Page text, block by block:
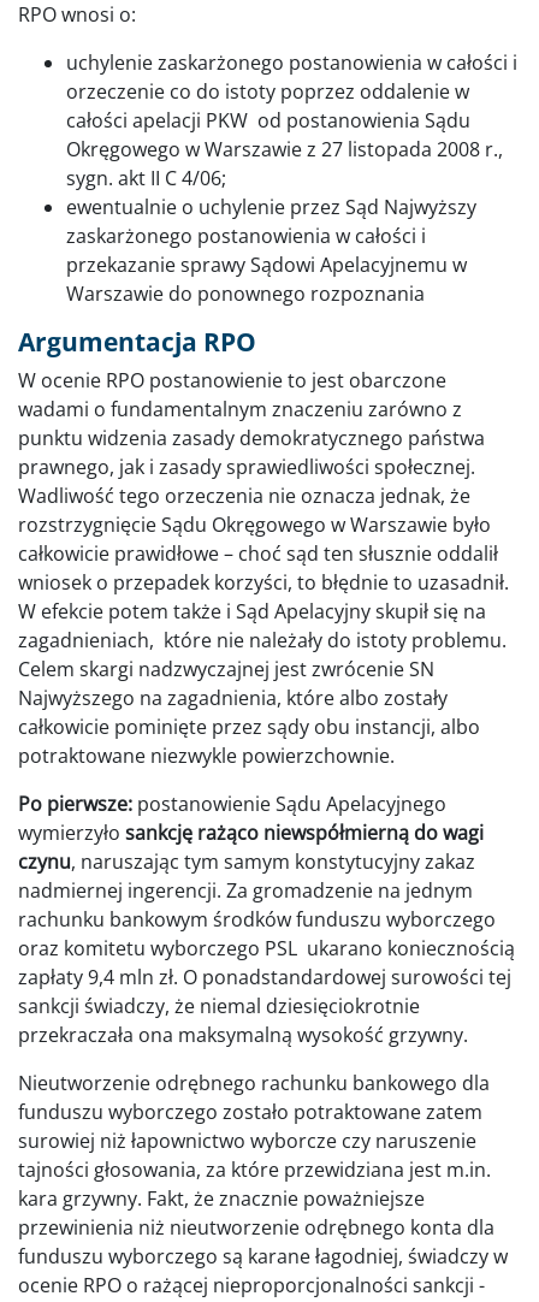
RPO wnosi o:
uchylenie zaskarżonego postanowienia w całości i
orzeczenie co do istoty poprzez oddalenie w
całości apelacji PKW od postanowienia Sądu
Okręgowego w Warszawie z 27 listopada 2008 r.,
sygn. akt II C 4/06;
ewentualnie o uchylenie przez Sąd Najwyższy
zaskarżonego postanowienia w całości i
przekazanie sprawy Sądowi Apelacyjnemu w
Warszawie do ponownego rozpoznania
Argumentacja RPO
W ocenie RPO postanowienie to jest obarczone
wadami o fundamentalnym znaczeniu zarówno z
punktu widzenia zasady demokratycznego państwa
prawnego, jak i zasady sprawiedliwości społecznej.
Wadliwość tego orzeczenia nie oznacza jednak, że
rozstrzygnięcie Sądu Okręgowego w Warszawie było
całkowicie prawidłowe – choć sąd ten słusznie oddalił
wniosek o przepadek korzyści, to błędnie to uzasadnił.
W efekcie potem także i Sąd Apelacyjny skupił się na
zagadnieniach, które nie należały do istoty problemu.
Celem skargi nadzwyczajnej jest zwrócenie SN
Najwyższego na zagadnienia, które albo zostały
całkowicie pominięte przez sądy obu instancji, albo
potraktowane niezwykle powierzchownie.
Po pierwsze: postanowienie Sądu Apelacyjnego
wymierzyło sankcję rażąco niewspółmierną do wagi
czynu, naruszając tym samym konstytucyjny zakaz
nadmiernej ingerencji. Za gromadzenie na jednym
rachunku bankowym środków funduszu wyborczego
oraz komitetu wyborczego PSL ukarano koniecznością
zapłaty 9,4 mln zł. O ponadstandardowej surowości tej
sankcji świadczy, że niemal dziesięciokrotnie
przekraczała ona maksymalną wysokość grzywny.
Nieutworzenie odrębnego rachunku bankowego dla
funduszu wyborczego zostało potraktowane zatem
surowiej niż łapownictwo wyborcze czy naruszenie
tajności głosowania, za które przewidziana jest m.in.
kara grzywny. Fakt, że znacznie poważniejsze
przewinienia niż nieutworzenie odrębnego konta dla
funduszu wyborczego są karane łagodniej, świadczy w
ocenie RPO o rażącej nieproporcjonalności sankcji -